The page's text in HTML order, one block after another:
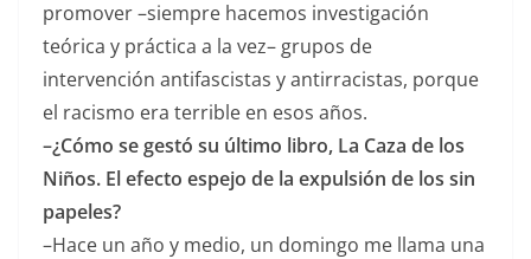
promover –siempre hacemos investigación
teórica y práctica a la vez– grupos de
intervención antifascistas y antirracistas, porque
el racismo era terrible en esos años.
–¿Cómo se gestó su último libro, La Caza de los
Niños. El efecto espejo de la expulsión de los sin
papeles?
–Hace un año y medio, un domingo me llama una